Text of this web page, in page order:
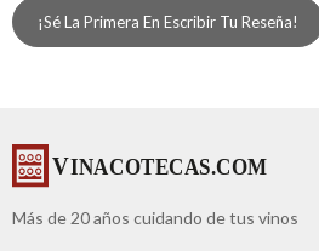
¡Sé La Primera En Escribir Tu Reseña!
Más de 20 años cuidando de tus vinos